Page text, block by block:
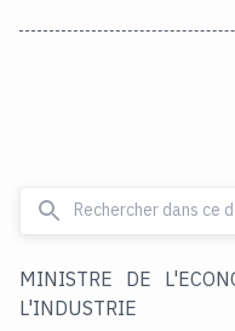
MINISTRE DE
L'INDUSTRIE